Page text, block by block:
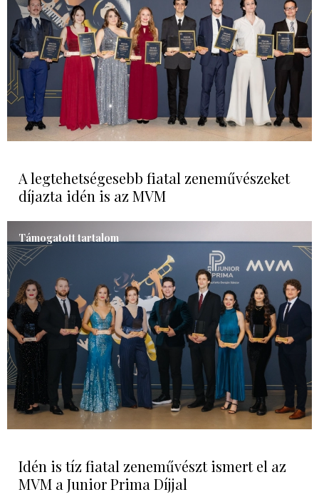
A legtehetségesebb fiatal zeneművészeket
díjazta idén is az MVM
Támogatott tartalom
Idén is tíz fiatal zeneművészt ismert el az
MVM a Junior Prima Díjjal